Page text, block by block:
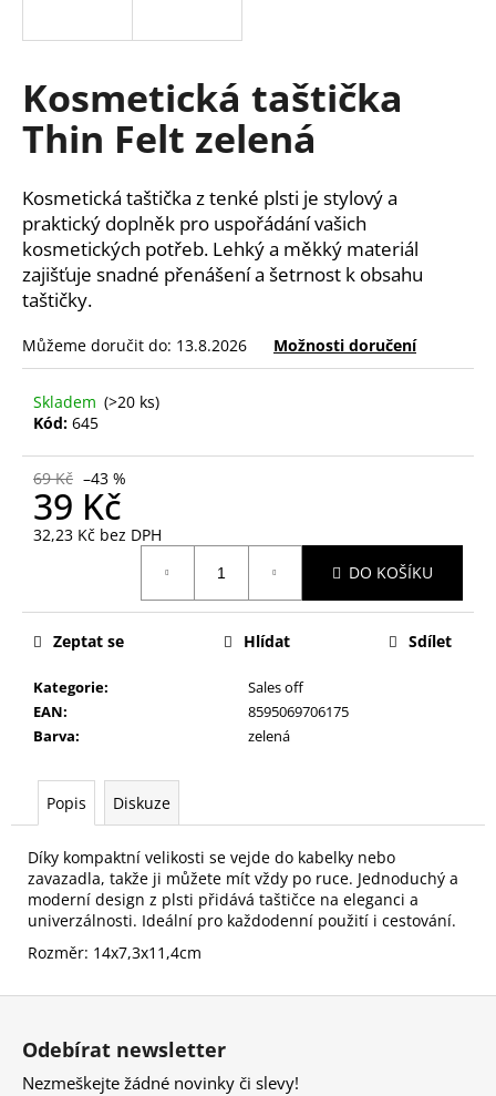
Kosmetická taštička
Thin Felt zelená
Kosmetická taštička z tenké plsti je stylový a
praktický doplněk pro uspořádání vašich
kosmetických potřeb. Lehký a měkký materiál
zajišťuje snadné přenášení a šetrnost k obsahu
taštičky.
Můžeme doručit do: 13.8.2026 Možnosti doručení
Skladem (>20 ks)
Kód: 645
69 Kč –43 %
39 Kč
32,23 Kč bez DPH
DO KOŠÍKU
Kategorie:
Sales off
EAN:
8595069706175
Barva: zelená
Zeptat se Hlídat Sdílet
Popis Diskuze
Díky kompaktní velikosti se vejde do kabelky nebo
zavazadla, takže ji můžete mít vždy po ruce. Jednoduchý a
moderní design z plsti přidává taštičce na eleganci a
univerzálnosti. Ideální pro každodenní použití i cestování.
Rozměr: 14x7,3x11,4cm
í
t
?
HLEDAT
D
o
p
o
r
u
u
e
NALEPOVACÍ
ŘASY
SAMOLEPÍCÍ
WISPY
Z
Odebírat newsletter
Nezmeškejte žádné novinky či slevy!